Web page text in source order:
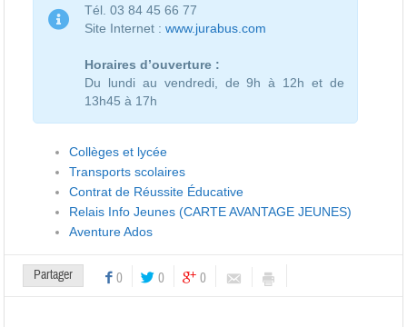
Tél. 03 84 45 66 77
Site Internet :www.jurabus.com
Horaires d’ouverture :
Du lundi au vendredi, de 9h à 12h et de
13h45 à 17h
Collèges et lycée
Transports scolaires
Contrat de Réussite Éducative
Relais Info Jeunes (CARTE AVANTAGE JEUNES)
Aventure Ados
Partager 0 0 0